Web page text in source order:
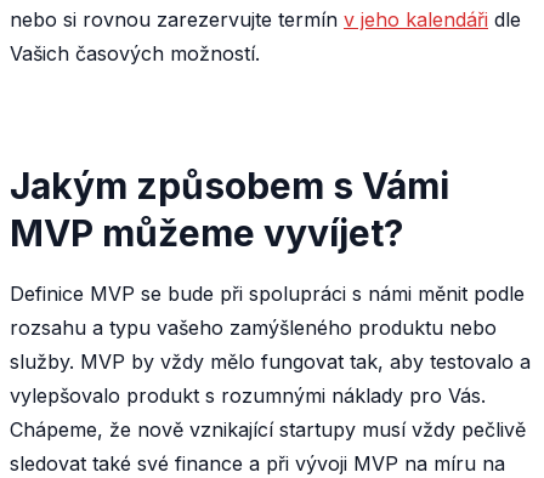
nebo si rovnou zarezervujte termín v jeho kalendáři dle
Vašich časových možností.
Jakým způsobem s Vámi
MVP můžeme vyvíjet?
Definice MVP se bude při spolupráci s námi měnit podle
rozsahu a typu vašeho zamýšleného produktu nebo
služby. MVP by vždy mělo fungovat tak, aby testovalo a
vylepšovalo produkt s rozumnými náklady pro Vás.
Chápeme, že nově vznikající startupy musí vždy pečlivě
sledovat také své finance a při vývoji MVP na míru na